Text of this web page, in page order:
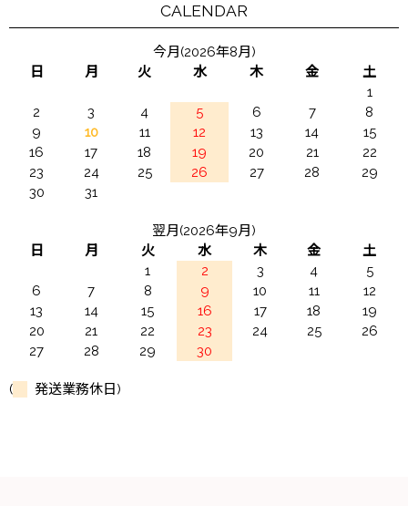
CALENDAR
今月(2026年8月)
日
月 火 水 木 金
土
1
2
3 4 5 6 7
8
9
10 11 12 13 14
15
16
17 18 19 20 21
22
23
24 25 26 27 28
29
30
31
翌月(2026年9月)
日
月 火 水 木 金
土
1
2 3 4
5
6
7 8 9 10 11
12
13
14 15 16 17 18
19
20
21 22 23 24 25
26
27
28 29 30
( 発送業務休日)